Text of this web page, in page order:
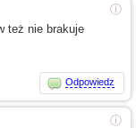
ⓘ
też nie brakuje
Odpowiedz
ⓘ